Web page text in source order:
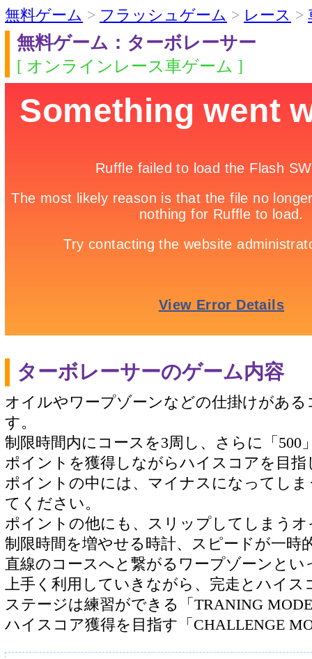
無料ゲーム > フラッシュゲーム > レース >
無料ゲーム：ターボレーサー
[ オンラインレース車ゲーム ]
ターボレーサーのゲーム内容
オイルやワープゾーンなどの仕掛けがあ
す。
制限時間内にコースを3周し、さらに「500
ポイントを獲得しながらハイスコアを目
ポイントの中には、マイナスになってし
てください。
ポイントの他にも、スリップしてしまう
制限時間を増やせる時計、スピードが一時
直線のコースへと繋がるワープゾーンと
上手く利用していきながら、完走とハイ
ステージは練習ができる「TRANING
ハイスコア獲得を目指す「CHALLENGE